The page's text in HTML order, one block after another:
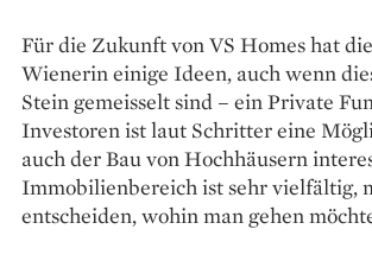
Für die Zukunft von VS Homes hat
Wienerin einige Ideen, auch wenn
Stein gemeisselt sind – ein Private
Investoren ist laut Schritter eine
auch der Bau von Hoch­häusern
Immobilien­bereich ist sehr viel­fältig,
ent­scheiden, wohin man gehen